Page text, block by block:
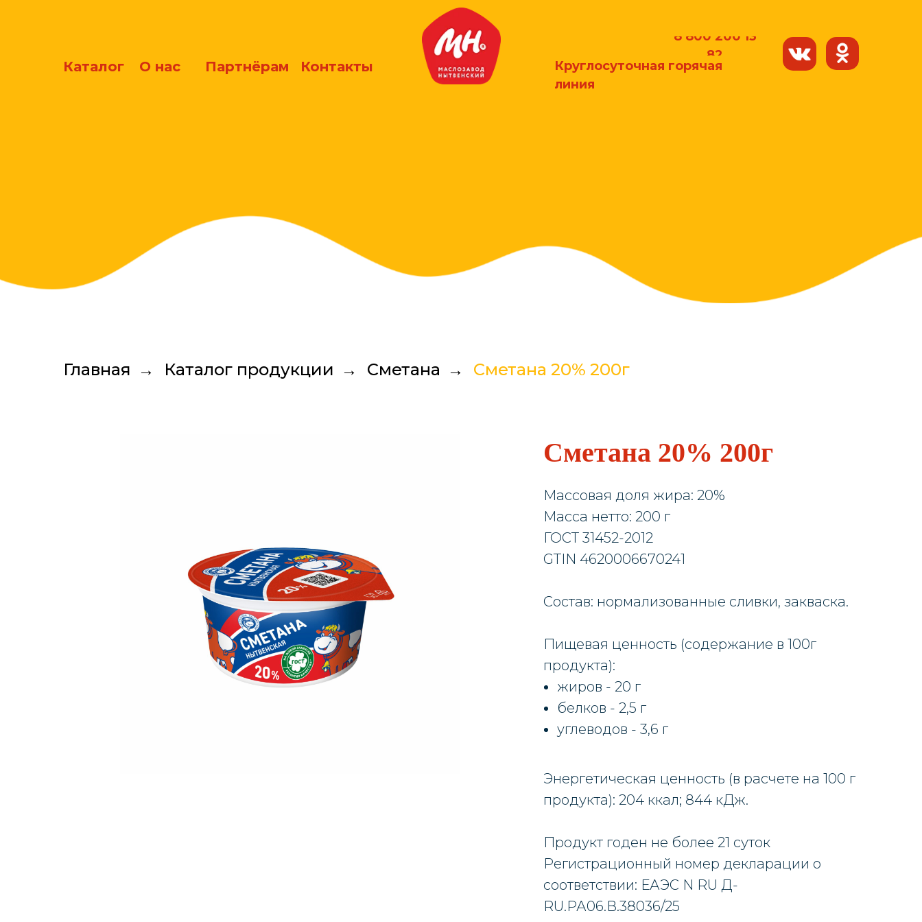
Круглосуточная горячая
линия
Каталог О нас Партнёрам Контакты
8 800 200 13
82
Главная → Каталог продукции → Сметана → Сметана 20% 200г
Сметана 20% 200г
Массовая доля жира: 20%
Масса нетто: 200 г
ГОСТ 31452-2012
GTIN 4620006670241
Состав: нормализованные сливки, закваска.
Пищевая ценность (содержание в 100г
продукта):
жиров - 20 г
белков - 2,5 г
углеводов - 3,6 г
Энергетическая ценность (в расчете на 100 г
продукта): 204 ккал; 844 кДж.
Продукт годен не более 21 суток
Регистрационный номер декларации о
соответствии: ЕАЭС N RU Д-
RU.РА06.В.38036/25